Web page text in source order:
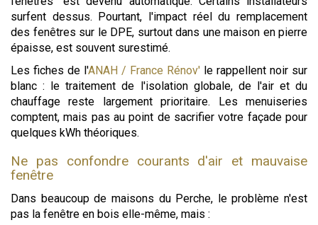
surfent dessus. Pourtant, l'impact réel du remplacement
des fenêtres sur le DPE, surtout dans une maison en pierre
épaisse, est souvent surestimé.
Les fiches de l'ANAH / France Rénov' le rappellent noir sur
blanc : le traitement de l'isolation globale, de l'air et du
chauffage reste largement prioritaire. Les menuiseries
comptent, mais pas au point de sacrifier votre façade pour
quelques kWh théoriques.
Ne pas confondre courants d'air et mauvaise
fenêtre
Dans beaucoup de maisons du Perche, le problème n'est
pas la fenêtre en bois elle-même, mais :